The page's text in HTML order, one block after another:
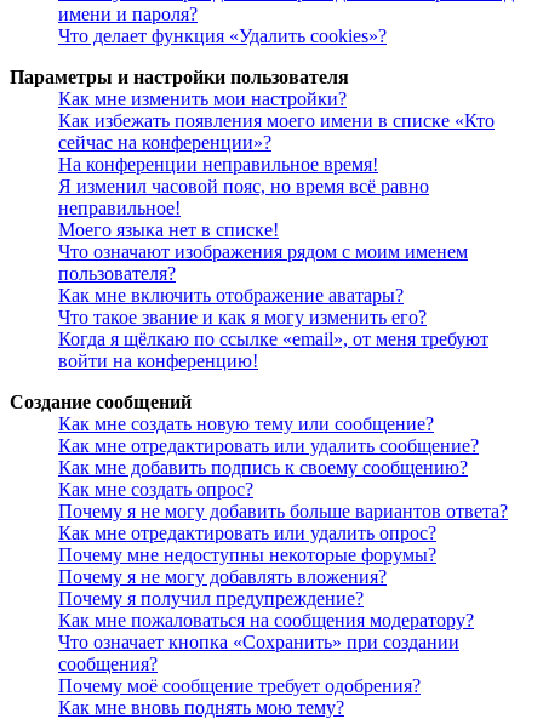
имени и пароля?
Что делает функция «Удалить cookies»?
Параметры и настройки пользователя
Как мне изменить мои настройки?
Как избежать появления моего имени в списке «Кто
сейчас на конференции»?
На конференции неправильное время!
Я изменил часовой пояс, но время всё равно
неправильное!
Моего языка нет в списке!
Что означают изображения рядом с моим именем
пользователя?
Как мне включить отображение аватары?
Что такое звание и как я могу изменить его?
Когда я щёлкаю по ссылке «email», от меня требуют
войти на конференцию!
Создание сообщений
Как мне создать новую тему или сообщение?
Как мне отредактировать или удалить сообщение?
Как мне добавить подпись к своему сообщению?
Как мне создать опрос?
Почему я не могу добавить больше вариантов ответа?
Как мне отредактировать или удалить опрос?
Почему мне недоступны некоторые форумы?
Почему я не могу добавлять вложения?
Почему я получил предупреждение?
Как мне пожаловаться на сообщения модератору?
Что означает кнопка «Сохранить» при создании
сообщения?
Почему моё сообщение требует одобрения?
Как мне вновь поднять мою тему?